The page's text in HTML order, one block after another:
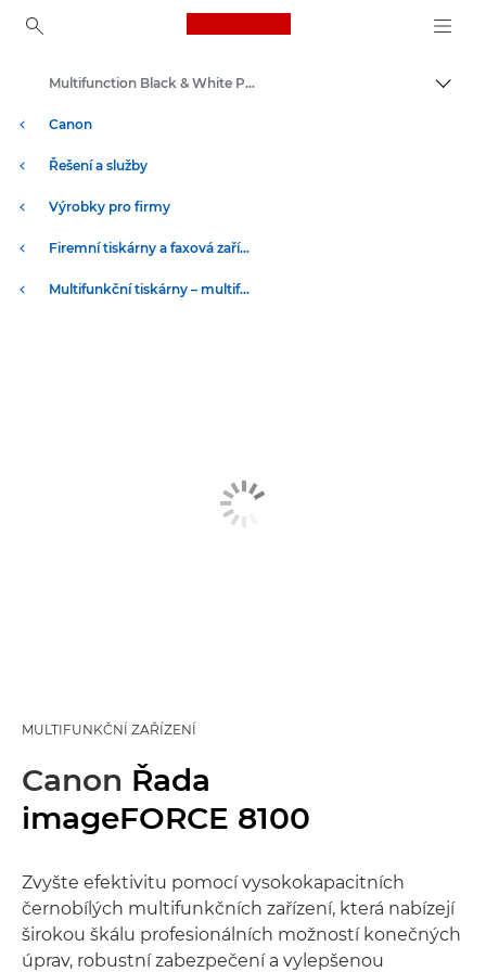
Canon Logo, back to
Canon
Řešení a služby
Výrobky pro firmy
Firemní tiskárny a faxová zařízení
Multifunkční tiskárny – multifunkční tiskárny
Multifunction Black & White Printers
MULTIFUNKČNÍ ZAŘÍZENÍ
Canon Řada
imageFORCE 8100
Zvyšte efektivitu pomocí vysokokapacitních
černobílých multifunkčních zařízení, která nabízejí
širokou škálu profesionálních možností konečných
úprav, robustní zabezpečení a vylepšenou